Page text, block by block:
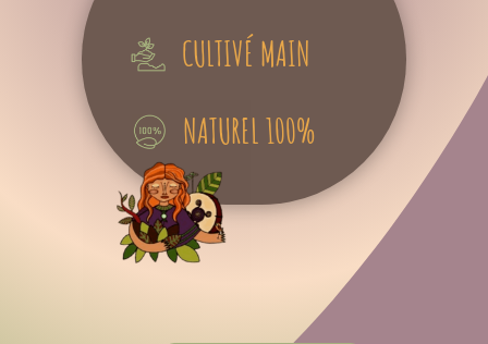
CULTIVÉ MAIN
NATUREL 100%